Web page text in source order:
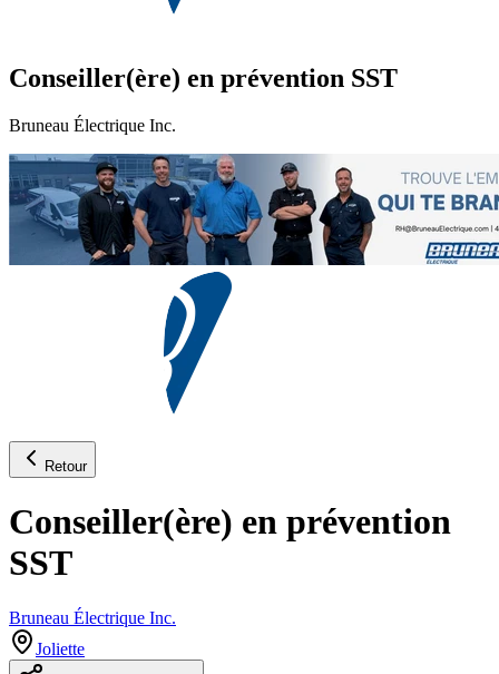
Conseiller(ère) en prévention SST
Bruneau Électrique Inc.
Retour
Conseiller(ère) en prévention
SST
Bruneau Électrique Inc.
Joliette